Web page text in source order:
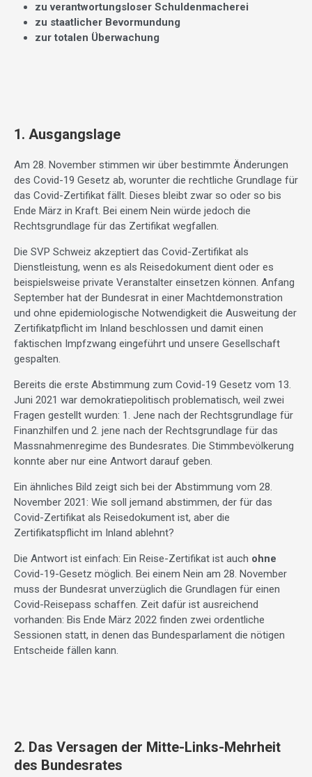
zu verantwortungsloser Schuldenmacherei
zu staatlicher Bevormundung
zur totalen Überwachung
1. Ausgangslage
Am 28. November stimmen wir über bestimmte Änderungen
des Covid-19 Gesetz ab, worunter die rechtliche Grundlage für
das Covid-Zertifikat fällt. Dieses bleibt zwar so oder so bis
Ende März in Kraft. Bei einem Nein würde jedoch die
Rechtsgrundlage für das Zertifikat wegfallen.
Die SVP Schweiz akzeptiert das Covid-Zertifikat als
Dienstleistung, wenn es als Reisedokument dient oder es
beispielsweise private Veranstalter einsetzen können. Anfang
September hat der Bundesrat in einer Machtdemonstration
und ohne epidemiologische Notwendigkeit die Ausweitung der
Zertifikatpflicht im Inland beschlossen und damit einen
faktischen Impfzwang eingeführt und unsere Gesellschaft
gespalten.
Bereits die erste Abstimmung zum Covid-19 Gesetz vom 13.
Juni 2021 war demokratiepolitisch problematisch, weil zwei
Fragen gestellt wurden: 1. Jene nach der Rechtsgrundlage für
Finanzhilfen und 2. jene nach der Rechtsgrundlage für das
Massnahmenregime des Bundesrates. Die Stimmbevölkerung
konnte aber nur eine Antwort darauf geben.
Ein ähnliches Bild zeigt sich bei der Abstimmung vom 28.
November 2021: Wie soll jemand abstimmen, der für das
Covid-Zertifikat als Reisedokument ist, aber die
Zertifikatspflicht im Inland ablehnt?
Die Antwort ist einfach: Ein Reise-Zertifikat ist auch ohne
Covid-19-Gesetz möglich. Bei einem Nein am 28. November
muss der Bundesrat unverzüglich die Grundlagen für einen
Covid-Reisepass schaffen. Zeit dafür ist ausreichend
vorhanden: Bis Ende März 2022 finden zwei ordentliche
Sessionen statt, in denen das Bundesparlament die nötigen
Entscheide fällen kann.
2. Das Versagen der Mitte-Links-Mehrheit
des Bundesrates